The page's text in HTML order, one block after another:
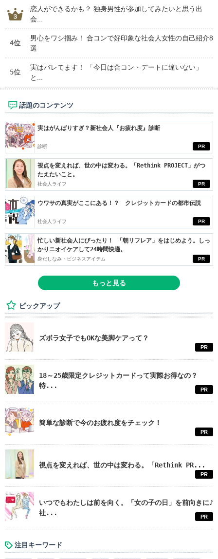
恋人ができるかも？ 独身男性が参加してみたいと思う出
会...
4位
男心をワシ掴み！ 合コンで好印象な社会人女性の自己紹介8
選
5位
実はバレてます！ 「今日は合コン・デートに違いない」
と...
話題のコンテンツ
PR
実はがんばりすぎ？新社会人『お疲れ度』診断
診断
PR
視点を変えれば、世の中は変わる。「Rethink PROJECT」がつ
たえたいこと。
社会人ライフ
PR
ウワサの真実がここにある！？ クレジットカードの都市伝説
社会人ライフ
PR
忙しい新社会人にぴったり！ 「朝リフレア」をはじめよう。しっ
かりニオイケアして24時間快適。
身だしなみ・ビジネスアイテム
もっと見る
ピックアップ
ズボラ女子でもOKな美脚ケアって？
PR
18～25歳限定クレジットカードって実際お得なの？
特...
PR
簡単な診断で今のお疲れ度をチェック！
PR
視点を変えれば、世の中は変わる。「Rethink PR...
PR
いつでもわたしは前を向く。「女の子の日」を前向きに♪
社...
PR
注目キーワード